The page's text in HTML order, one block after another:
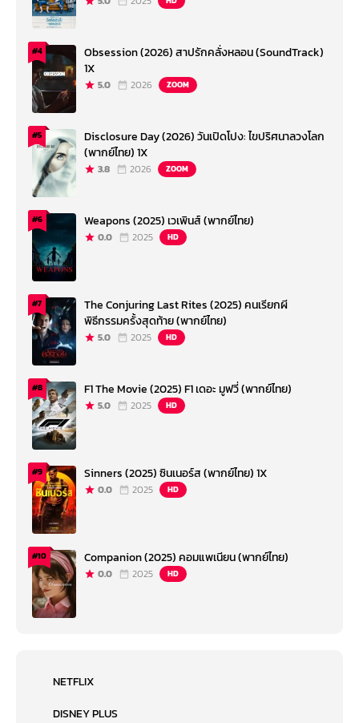
#4
Obsession (2026) สาปรักคลั่งหลอน (SoundTrack)
1X
5.0 2026 ZOOM
#5
Disclosure Day (2026) วันเปิดโปง: ไขปริศนาลวงโลก
(พากย์ไทย) 1X
3.8 2026 ZOOM
#6 Weapons (2025) เวเพินส์ (พากย์ไทย)
0.0 2025 HD
#7
The Conjuring Last Rites (2025) คนเรียกผี
พิธีกรรมครั้งสุดท้าย (พากย์ไทย)
5.0 2025 HD
#8 F1 The Movie (2025) F1 เดอะ มูฟวี่ (พากย์ไทย)
5.0 2025 HD
#9 Sinners (2025) ซินเนอร์ส (พากย์ไทย) 1X
0.0 2025 HD
#10 Companion (2025) คอมแพเนียน (พากย์ไทย)
0.0 2025 HD
NETFLIX
DISNEY PLUS